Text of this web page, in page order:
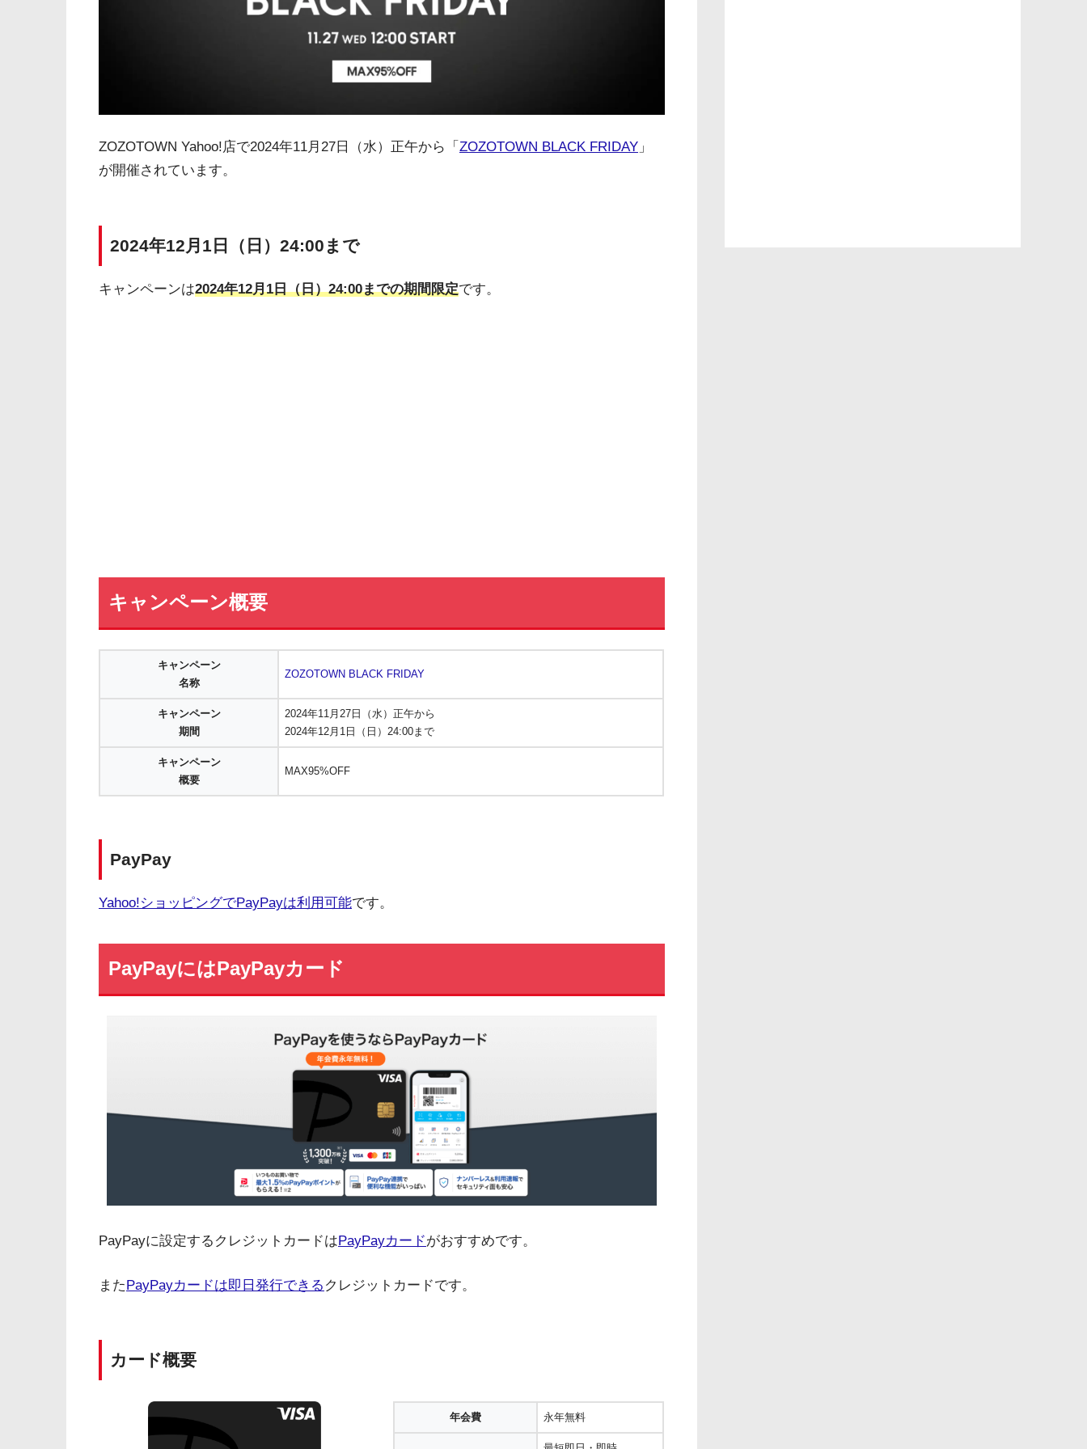
ZOZOTOWN Yahoo!店で2024年11月27日（水）正午から「 ZOZOTOWN BLACK FRIDAY 」
が開催されています。
2024年12月1日（日）24:00まで
キャンペーンは2024年12月1日（日）24:00までの期間限定です。
キャンペーン概要
キャンペーン
名称
ZOZOTOWN BLACK FRIDAY
キャンペーン
期間
2024年11月27日（水）正午から
2024年12月1日（日）24:00まで
キャンペーン
概要
MAX95%OFF
PayPay
Yahoo!ショッピングでPayPayは利用可能です。
PayPayにはPayPayカード
PayPayに設定するクレジットカードはPayPayカードがおすすめです。
またPayPayカードは即日発行できる クレジットカードです。
カード概要
年会費 永年無料